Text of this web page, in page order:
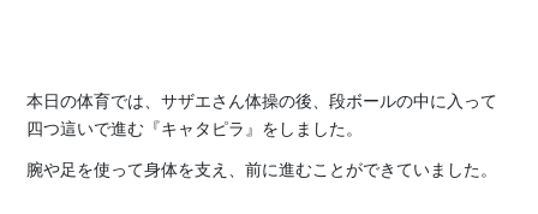
本日の体育では、サザエさん体操の後、段ボールの中に入って
四つ這いで進む『キャタピラ』をしました。
腕や足を使って身体を支え、前に進むことができていました。